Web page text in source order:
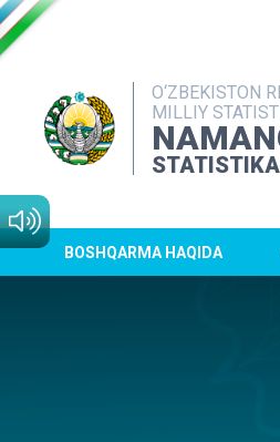
O‘ZBEKISTON
MILLIY
BOSHQARMA HAQIDA